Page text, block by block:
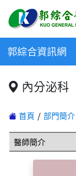
郭綜合資訊網
內分泌科
首頁 部門簡介